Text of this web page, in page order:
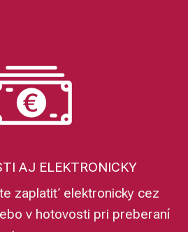
AJ ELEKTRONICKY
zaplatiť elektronicky cez
v hotovosti pri preberaní